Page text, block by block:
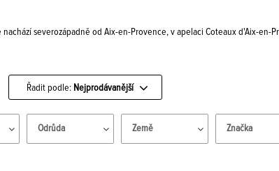
severozápadně od Aix-en-Provence, v apelaci Coteaux d'Aix-en-
Řadit podle: Nejprodávanější
Odrůda Země Značka